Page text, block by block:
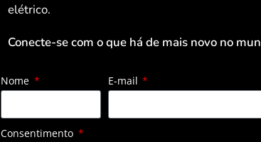
elétrico.
Conecte-se com o que há de mais novo no
Nome E-mail
Consentimento